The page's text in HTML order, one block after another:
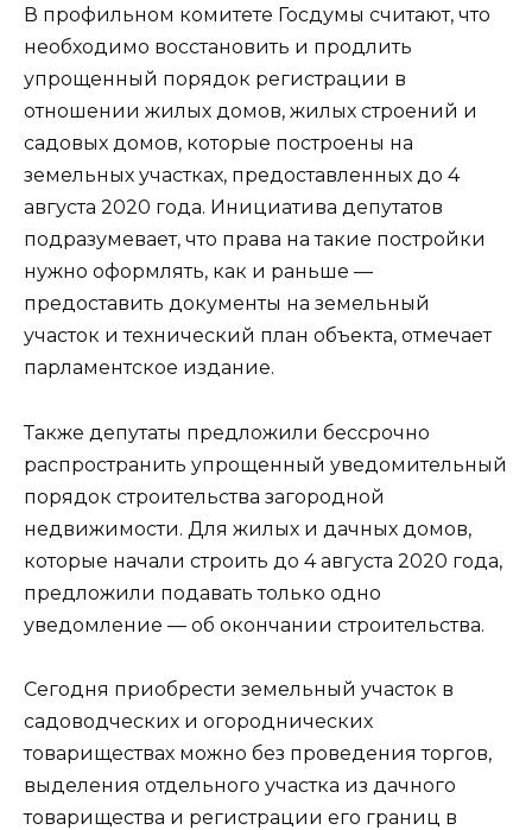
В профильном комитете Госдумы считают, что
необходимо восстановить и продлить
упрощенный порядок регистрации в
отношении жилых домов, жилых строений и
садовых домов, которые построены на
земельных участках, предоставленных до 4
августа 2020 года. Инициатива депутатов
подразумевает, что права на такие постройки
нужно оформлять, как и раньше —
предоставить документы на земельный
участок и технический план объекта, отмечает
парламентское издание.
Также депутаты предложили бессрочно
распространить упрощенный уведомительный
порядок строительства загородной
недвижимости. Для жилых и дачных домов,
которые начали строить до 4 августа 2020 года,
предложили подавать только одно
уведомление — об окончании строительства.
Сегодня приобрести земельный участок в
садоводческих и огороднических
товариществах можно без проведения торгов,
выделения отдельного участка из дачного
товарищества и регистрации его границ в